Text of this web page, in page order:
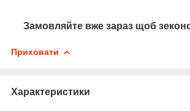
Замовляйте вже зараз щоб
Приховати
Характеристики